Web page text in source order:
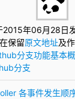
2015年06月28日
保留原文地址及
分支功能基本
分支
各事件发生顺